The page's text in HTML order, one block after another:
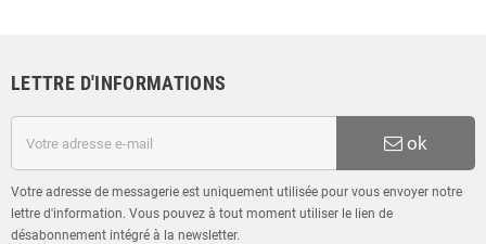
LETTRE D'INFORMATIONS
ok
Votre adresse de messagerie est uniquement utilisée pour vous envoyer notre
lettre d'information. Vous pouvez à tout moment utiliser le lien de
désabonnement intégré à la newsletter.